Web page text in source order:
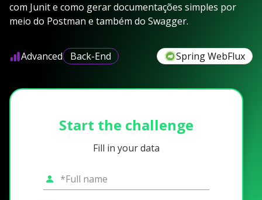
com Junit e como gerar documentações simples por
meio do Postman e também do Swagger.
Advanced Back-End Spring WebFlux
Start the challenge
Fill in your data